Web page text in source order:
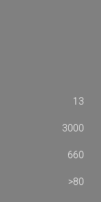
13
3000
660
>80